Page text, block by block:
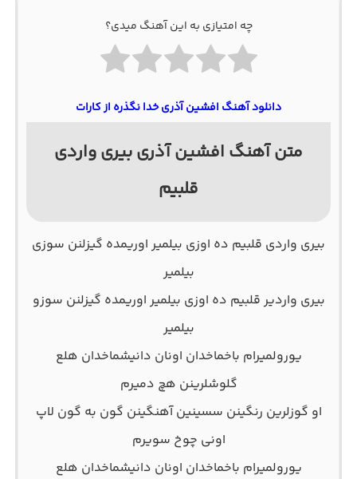
چه امتیازی به این آهنگ میدی؟
دانلود آهنگ افشین آذری خدا نگذره از کارات
متن آهنگ افشین آذری بیری واردی
قلبیم
بیری واردی قلبیم ده اوزی بیلمیر اوریمده گیزلنن سوزی
بیلمیر
بیری واردیر قلبیم ده اوزی بیلمیر اوریمده گیزلنن سوزو
بیلمیر
یورولمیرام باخماخدان اونان دانیشماخدان هلع
گلوشلرینن هچ دمیرم
او گوزلرین رنگینن سسینین آهنگینن گون به گون لاپ
اونی چوخ سویرم
یورولمیرام باخماخدان اونان دانیشماخدان هلع